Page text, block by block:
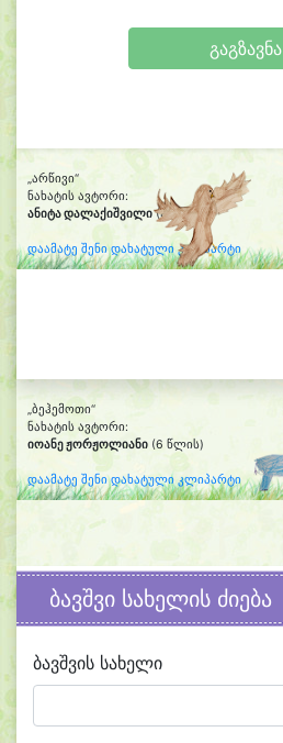
გაგზავნა
„არწივი“
ნახატის ავტორი:
ანიტა დალაქიშვილი(8 წლის)
დაამატე შენი დახატული კლიპარტი
„ბეჰემოთი“
ნახატის ავტორი:
იოანე ჟორჟოლიანი (6 წლის)
დაამატე შენი დახატული კლიპარტი
ბავშვი სახელის ძიება
ბავშვის სახელი